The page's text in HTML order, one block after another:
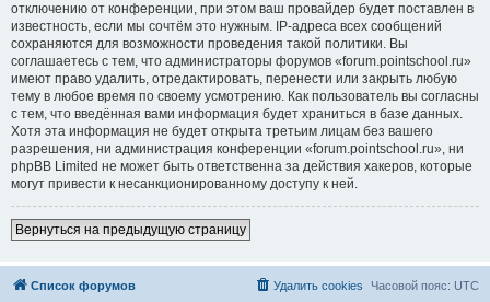
отключению от конференции, при этом ваш провайдер будет поставлен в
известность, если мы сочтём это нужным. IP-адреса всех сообщений
сохраняются для возможности проведения такой политики. Вы
соглашаетесь с тем, что администраторы форумов «forum.pointschool.ru»
имеют право удалить, отредактировать, перенести или закрыть любую
тему в любое время по своему усмотрению. Как пользователь вы согласны
с тем, что введённая вами информация будет храниться в базе данных.
Хотя эта информация не будет открыта третьим лицам без вашего
разрешения, ни администрация конференции «forum.pointschool.ru», ни
phpBB Limited не может быть ответственна за действия хакеров, которые
могут привести к несанкционированному доступу к ней.
Вернуться на предыдущую страницу
Список форумов Часовой пояс: UTC
Удалить cookies